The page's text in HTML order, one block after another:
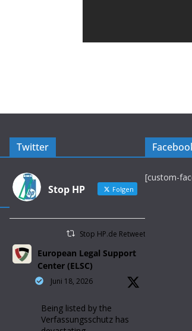
Twitter
Stop HP Folgen
Stop HP.de Retweetet
European Legal Support
Center (ELSC)
Juni 18, 2026
Being listed by the
Verfassungsschutz has
[custom-